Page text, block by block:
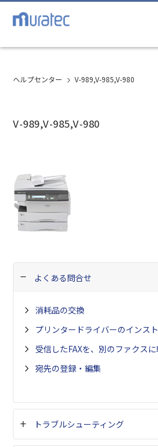
ヘルプセンター V-989,V-985,V-980
V-989,V-985,V-980
よくある問合せ
消耗品の交換
プリンタードライバーのインス
受信したFAXを、別のファクス
宛先の登録・編集
トラブルシューティング